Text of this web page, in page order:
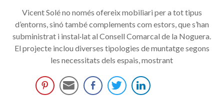
Vicent Solé no només ofereix mobiliari per a tot tipus
d’entorns, sinó també complements com estors, que s’han
subministrat i instal·lat al Consell Comarcal de la Noguera.
El projecte inclou diverses tipologies de muntatge segons
les necessitats dels espais, mostrant